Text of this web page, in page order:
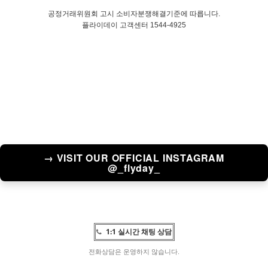
공정거래위원회 고시 소비자분쟁해결기준에 따릅니다.
플라이데이 고객센터 1544-4925
→ VISIT OUR OFFICIAL INSTAGRAM
@_flyday_
1:1 실시간 채팅 상담
전화상담은 운영하지 않습니다.